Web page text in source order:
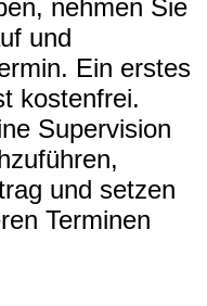
nehmen Sie
und
Ein erstes
kostenfrei.
Supervision
und setzen
Terminen